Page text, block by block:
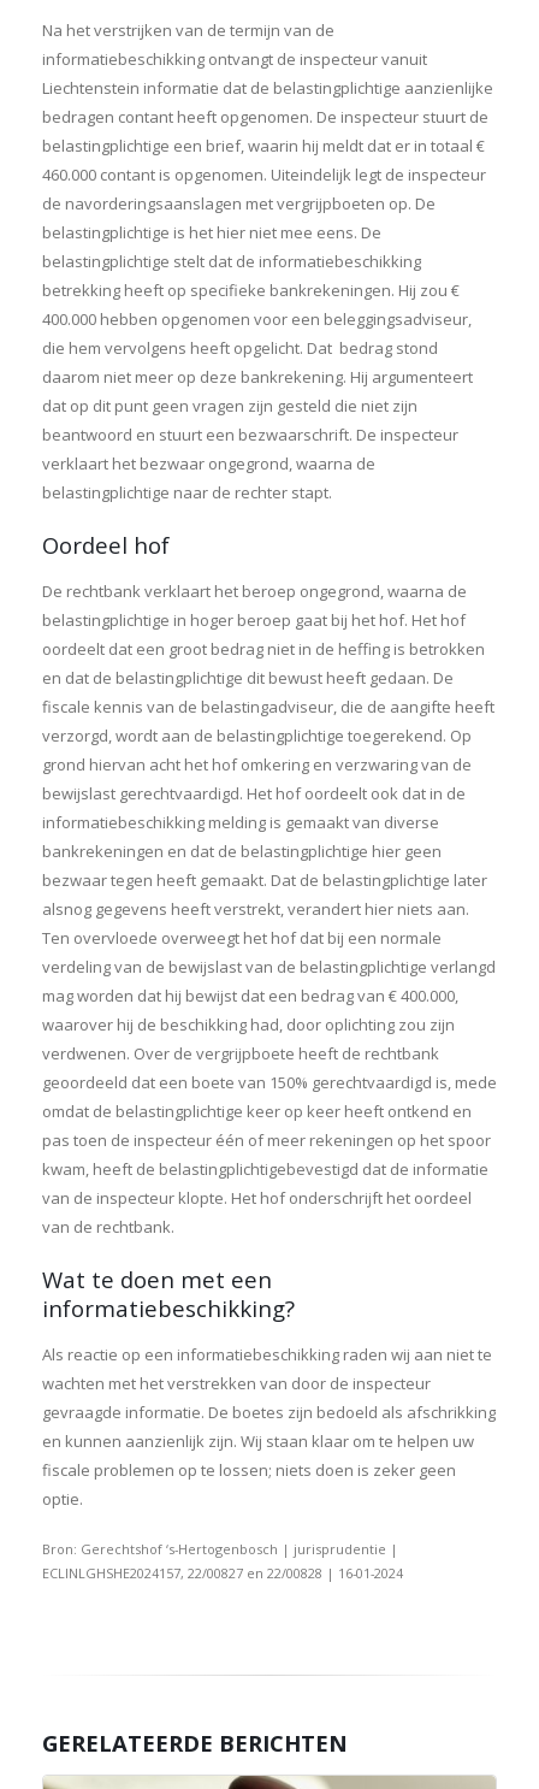
Na het verstrijken van de termijn van de
informatiebeschikking ontvangt de inspecteur vanuit
Liechtenstein informatie dat de belastingplichtige aanzienlijke
bedragen contant heeft opgenomen. De inspecteur stuurt de
belastingplichtige een brief, waarin hij meldt dat er in totaal €
460.000 contant is opgenomen. Uiteindelijk legt de inspecteur
de navorderingsaanslagen met vergrijpboeten op. De
belastingplichtige is het hier niet mee eens. De
belastingplichtige stelt dat de informatiebeschikking
betrekking heeft op specifieke bankrekeningen. Hij zou €
400.000 hebben opgenomen voor een beleggingsadviseur,
die hem vervolgens heeft opgelicht. Dat bedrag stond
daarom niet meer op deze bankrekening. Hij argumenteert
dat op dit punt geen vragen zijn gesteld die niet zijn
beantwoord en stuurt een bezwaarschrift. De inspecteur
verklaart het bezwaar ongegrond, waarna de
belastingplichtige naar de rechter stapt.
Oordeel hof
De rechtbank verklaart het beroep ongegrond, waarna de
belastingplichtige in hoger beroep gaat bij het hof. Het hof
oordeelt dat een groot bedrag niet in de heffing is betrokken
en dat de belastingplichtige dit bewust heeft gedaan. De
fiscale kennis van de belastingadviseur, die de aangifte heeft
verzorgd, wordt aan de belastingplichtige toegerekend. Op
grond hiervan acht het hof omkering en verzwaring van de
bewijslast gerechtvaardigd. Het hof oordeelt ook dat in de
informatiebeschikking melding is gemaakt van diverse
bankrekeningen en dat de belastingplichtige hier geen
bezwaar tegen heeft gemaakt. Dat de belastingplichtige later
alsnog gegevens heeft verstrekt, verandert hier niets aan.
Ten overvloede overweegt het hof dat bij een normale
verdeling van de bewijslast van de belastingplichtige verlangd
mag worden dat hij bewijst dat een bedrag van € 400.000,
waarover hij de beschikking had, door oplichting zou zijn
verdwenen. Over de vergrijpboete heeft de rechtbank
geoordeeld dat een boete van 150% gerechtvaardigd is, mede
omdat de belastingplichtige keer op keer heeft ontkend en
pas toen de inspecteur één of meer rekeningen op het spoor
kwam, heeft de belastingplichtigebevestigd dat de informatie
van de inspecteur klopte. Het hof onderschrijft het oordeel
van de rechtbank.
Wat te doen met een
informatiebeschikking?
Als reactie op een informatiebeschikking raden wij aan niet te
wachten met het verstrekken van door de inspecteur
gevraagde informatie. De boetes zijn bedoeld als afschrikking
en kunnen aanzienlijk zijn. Wij staan klaar om te helpen uw
fiscale problemen op te lossen; niets doen is zeker geen
optie.
Bron: Gerechtshof ‘s-Hertogenbosch | jurisprudentie |
ECLINLGHSHE2024157, 22/00827 en 22/00828 | 16-01-2024
GERELATEERDE BERICHTEN